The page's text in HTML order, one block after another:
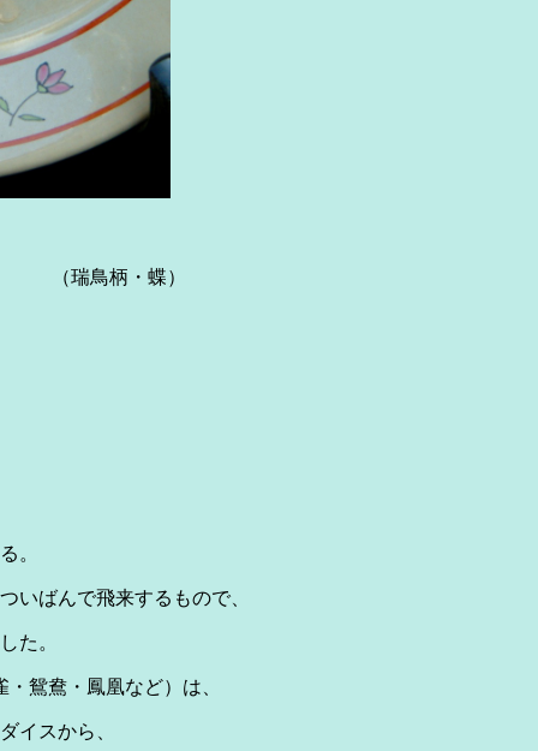
柄・蝶）
。
いばんで飛来するもので、
た。
鴛鴦・鳳凰など）は、
イスから、